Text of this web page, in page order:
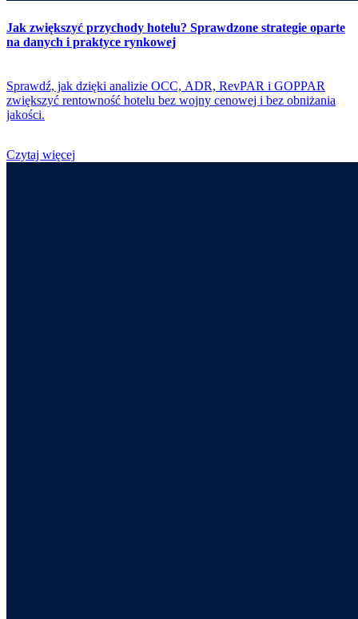
Jak zwiększyć przychody hotelu? Sprawdzone strategie oparte
na danych i praktyce rynkowej
Sprawdź, jak dzięki analizie OCC, ADR, RevPAR i GOPPAR
zwiększyć rentowność hotelu bez wojny cenowej i bez obniżania
jakości.
Czytaj więcej